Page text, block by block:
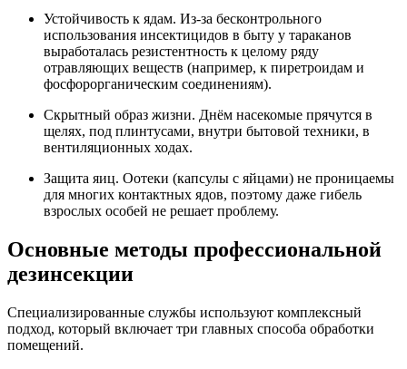
Устойчивость к ядам. Из-за бесконтрольного
использования инсектицидов в быту у тараканов
выработалась резистентность к целому ряду
отравляющих веществ (например, к пиретроидам и
фосфорорганическим соединениям).
Скрытный образ жизни. Днём насекомые прячутся в
щелях, под плинтусами, внутри бытовой техники, в
вентиляционных ходах.
Защита яиц. Оотеки (капсулы с яйцами) не проницаемы
для многих контактных ядов, поэтому даже гибель
взрослых особей не решает проблему.
Основные методы профессиональной
дезинсекции
Специализированные службы используют комплексный
подход, который включает три главных способа обработки
помещений.